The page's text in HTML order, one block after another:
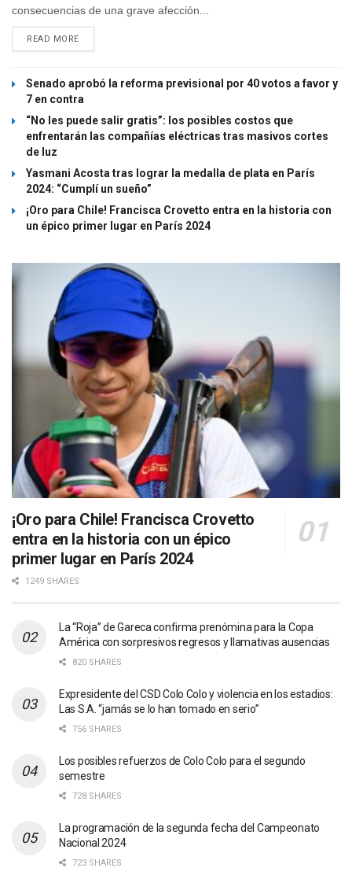
consecuencias de una grave afección...
READ MORE
Senado aprobó la reforma previsional por 40 votos a favor y
7 en contra
“No les puede salir gratis”: los posibles costos que
enfrentarán las compañías eléctricas tras masivos cortes
de luz
Yasmani Acosta tras lograr la medalla de plata en París
2024: “Cumplí un sueño”
¡Oro para Chile! Francisca Crovetto entra en la historia con
un épico primer lugar en París 2024
¡Oro para Chile! Francisca Crovetto
entra en la historia con un épico
primer lugar en París 2024
1249 SHARES
La “Roja” de Gareca confirma prenómina para la Copa
América con sorpresivos regresos y llamativas ausencias
820 SHARES
Expresidente del CSD Colo Colo y violencia en los estadios:
Las S.A. “jamás se lo han tomado en serio”
756 SHARES
Los posibles refuerzos de Colo Colo para el segundo
semestre
728 SHARES
La programación de la segunda fecha del Campeonato
Nacional 2024
723 SHARES